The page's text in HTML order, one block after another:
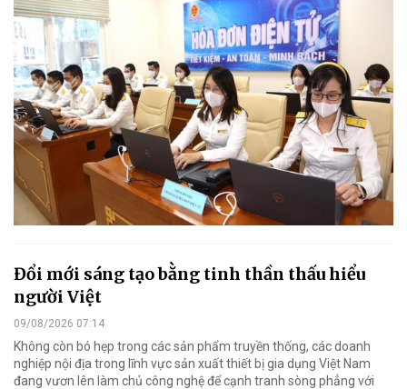
Đổi mới sáng tạo bằng tinh thần thấu hiểu
người Việt
09/08/2026 07:14
Không còn bó hẹp trong các sản phẩm truyền thống, các doanh
nghiệp nội địa trong lĩnh vực sản xuất thiết bị gia dụng Việt Nam
đang vươn lên làm chủ công nghệ để cạnh tranh sòng phẳng với